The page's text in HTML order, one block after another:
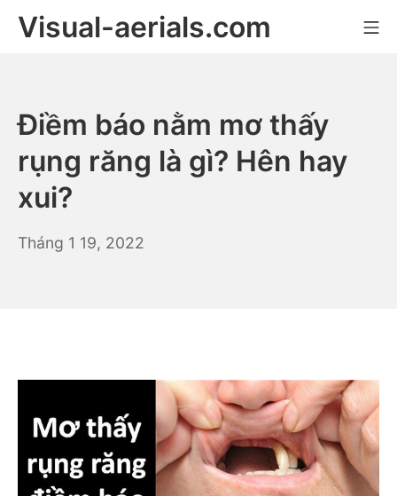
Visual-aerials.com
Điềm báo nằm mơ thấy
rụng răng là gì? Hên hay
xui?
Tháng 1 19, 2022